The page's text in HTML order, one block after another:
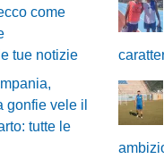
come
tue notizie
gonfie vele il
tutte le